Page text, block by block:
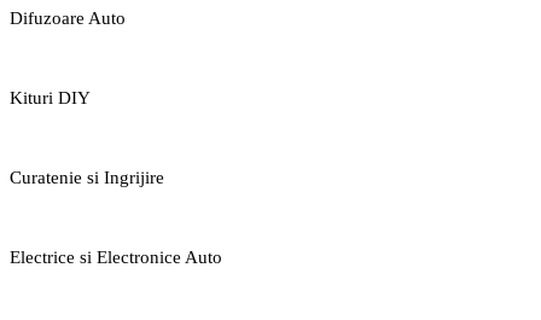
Difuzoare Auto
Kituri DIY
Curatenie si Ingrijire
Electrice si Electronice Auto